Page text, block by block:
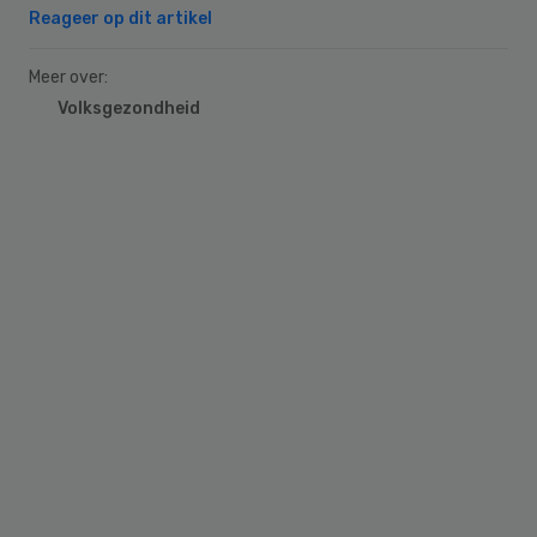
Reageer op dit artikel
Meer over:
Volksgezondheid